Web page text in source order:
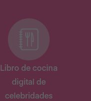
Libro de cocina
digital de
celebridades